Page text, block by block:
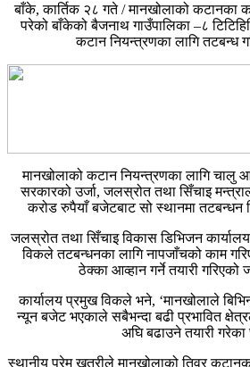
बाँके, कार्तिक २८ गते / मानखोलाको कटानका
परेको बाँकेको बैजनाथ गाउँपालिका –८
कटान नियन्त्रणका लागि तटबन्ध
मानखोलाको कटान नियन्त्रणका लागि चालु
सरकारको उर्जा, जलस्रोत तथा सिँचाइ
करोड रुपैयाँ बजेटबाट सो स्थानमा तटबन्धन
जलस्रोत तथा सिँचाइ विकास डिभिजन
विकले तटबन्धनका लागि नापजाँचको काम
ठेक्का आव्हान गर्ने तयारी गरिएको
कार्यालय प्रमुख विकले भने, ‘मानखोलाले
न्यून बजेट भएकाले सबैभन्दा बढी प्रभावित
अघि बढाउने तयारी गरेका
स्थानीय प्रेम खत्रीले मानखोलाको तिव्र